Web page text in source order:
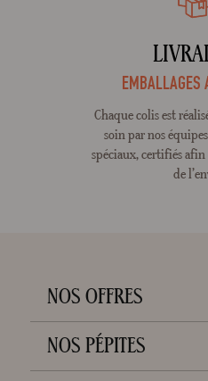
EMBALLAGES
Chaque colis est
soin par nos
spéciaux, certifiés afin
de
NOS OFFRES
NOS PÉPITES